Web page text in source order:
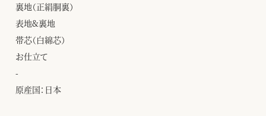
裏地（正絹胴裏）
表地&裏地
帯芯（白綿芯）
お仕立て
-
原産国：日本